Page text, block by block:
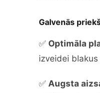
Galvenās
✅ Optimāla
izveidei blakus
✅Augsta